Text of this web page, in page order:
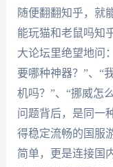
随便翻翻知乎，就
能玩猫和老鼠吗知
大论坛里绝望地问
要哪种神器？”、“
机吗？”、“挪威怎
问题背后，是同一
得稳定流畅的国服
简单，更是连接国